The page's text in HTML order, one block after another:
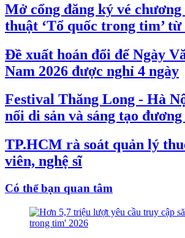
Mở cổng đăng ký vé
thuật ‘Tổ quốc trong tim’ từ
Đề xuất hoán đổi để Ngày
Nam 2026 được nghỉ 4 ngày
Festival Thăng Long - Hà
nối di sản và sáng tạo
TP.HCM rà soát quản lý
viên, nghệ sĩ
Có thể bạn quan tâm